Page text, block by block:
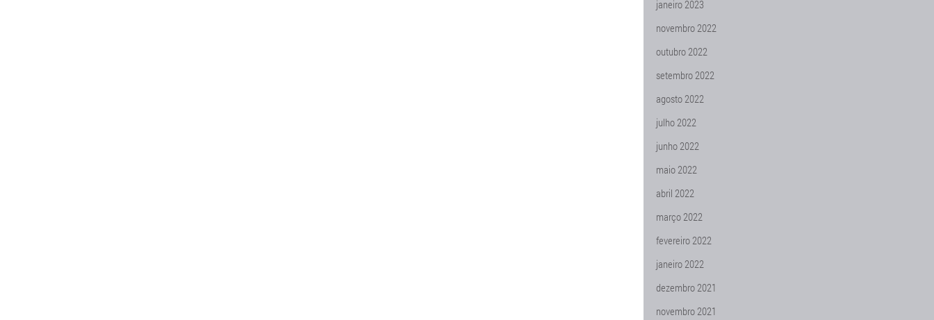
janeiro 2023
novembro 2022
outubro 2022
setembro 2022
agosto 2022
julho 2022
junho 2022
maio 2022
abril 2022
março 2022
fevereiro 2022
janeiro 2022
dezembro 2021
novembro 2021